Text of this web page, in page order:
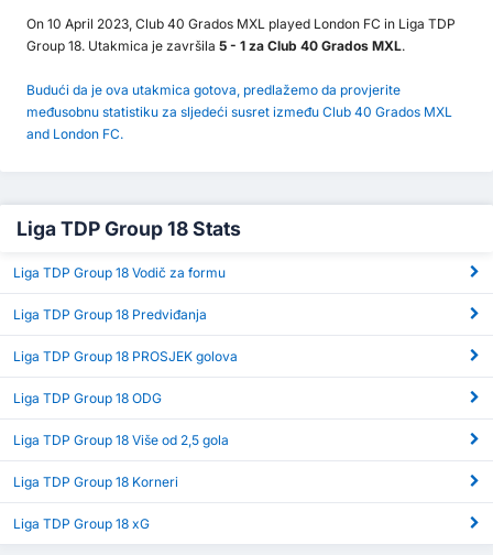
On 10 April 2023, Club 40 Grados MXL played London FC in Liga TDP
Group 18. Utakmica je završila 5 - 1 za Club 40 Grados MXL.
Budući da je ova utakmica gotova, predlažemo da provjerite
međusobnu statistiku za sljedeći susret između Club 40 Grados MXL
and London FC.
Liga TDP Group 18 Stats
Liga TDP Group 18 Vodič za formu
Liga TDP Group 18 Predviđanja
Liga TDP Group 18 PROSJEK golova
Liga TDP Group 18 ODG
Liga TDP Group 18 Više od 2,5 gola
Liga TDP Group 18 Korneri
Liga TDP Group 18 xG